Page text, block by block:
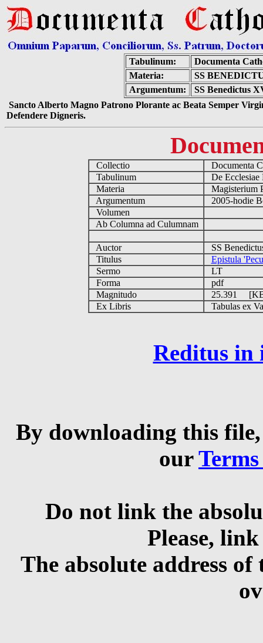
Tabulinum:
Documenta
Materia:
SS
Argumentum:
SS Benedictus
Sancto Alberto Magno Patrono Plorante ac Beata Semper
Defendere Digneris.
Collectio
Documenta
Tabulinum
De
Materia
Magisterium
Argumentum
2005-hodie
Volumen
Ab Columna ad Culumnam
Auctor
SS
Titulus
Epistula
Sermo
LT
Forma
pdf
Magnitudo
25.391
Ex Libris
Tabulas ex
Reditus in
By downloading this
our
Do not link the
Please,
The absolute address